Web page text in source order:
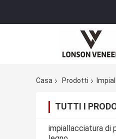
Casa Prodotti
TUTTI I
impiallacciatura di